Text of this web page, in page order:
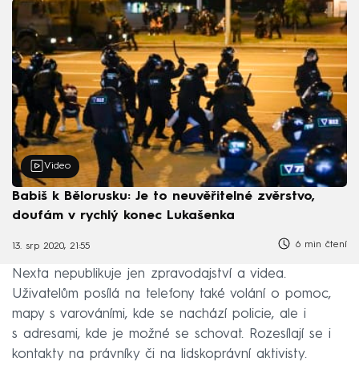
Video
Babiš k Bělorusku: Je to neuvěřitelné zvěrstvo,
doufám v rychlý konec Lukašenka
13. srp 2020, 21:55 6 min čtení
Nexta nepublikuje jen zpravodajství a videa.
Uživatelům posílá na telefony také volání o pomoc,
mapy s varováními, kde se nachází policie, ale i
s adresami, kde je možné se schovat. Rozesílají se i
kontakty na právníky či na lidskoprávní aktivisty.